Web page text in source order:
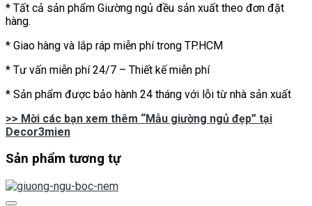
* Tất cả sản phẩm Giường ngủ đều sản xuất theo đơn đặt
hàng.
* Giao hàng và lắp ráp miễn phí trong TP.HCM
* Tư vấn miễn phí 24/7 – Thiết kế miễn phí
* Sản phẩm được bảo hành 24 tháng với lỗi từ nhà sản xuất
>> Mời các bạn xem thêm “Mẫu giường ngủ đẹp” tại
Decor3mien
Sản phẩm tương tự